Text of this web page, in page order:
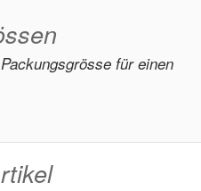
für einen